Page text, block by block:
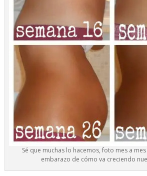
Sé que muchas lo hacemos, foto mes a
embarazo de cómo va creciendo